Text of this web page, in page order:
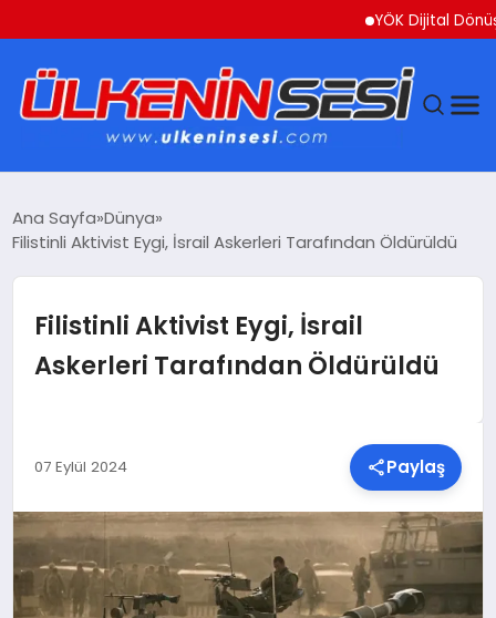
YÖK Dijital Dönüşüm
GÜNDEM
MAGAZIN
SPOR
TEKNOLOJI
Ana Sayfa Dünya
Filistinli Aktivist Eygi, İsrail Askerleri Tarafından Öldürüldü
Filistinli Aktivist Eygi, İsrail
Askerleri Tarafından Öldürüldü
07 Eylül 2024 Paylaş